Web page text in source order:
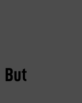
But